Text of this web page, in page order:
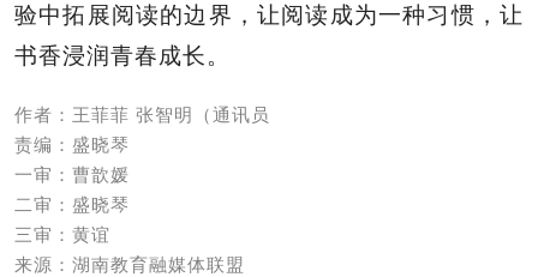
验中拓展阅读的边界，让阅读成为一种习惯，让
书香浸润青春成长。
作者：王菲菲 张智明（通讯员
责编：盛晓琴
一审：曹歆媛
二审：盛晓琴
三审：黄谊
来源：湖南教育融媒体联盟